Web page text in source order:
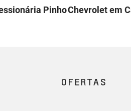
Pinho Chevrolet em